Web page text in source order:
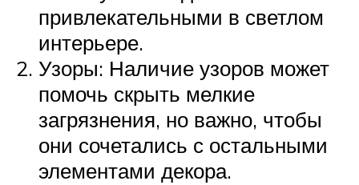
привлекательными в светлом
интерьере.
Узоры: Наличие узоров может
помочь скрыть мелкие
загрязнения, но важно, чтобы
они сочетались с остальными
элементами декора.